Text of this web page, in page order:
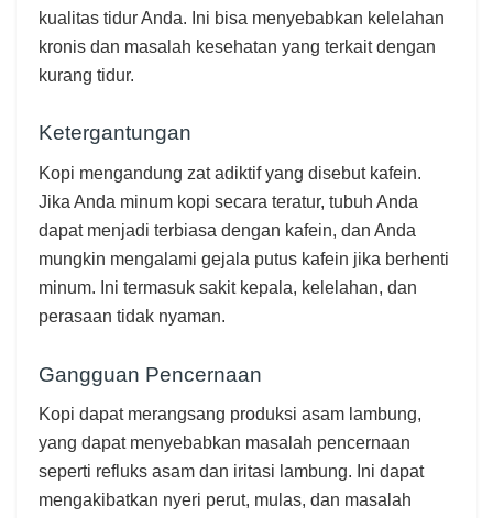
kualitas tidur Anda. Ini bisa menyebabkan kelelahan
kronis dan masalah kesehatan yang terkait dengan
kurang tidur.
Ketergantungan
Kopi mengandung zat adiktif yang disebut kafein.
Jika Anda minum kopi secara teratur, tubuh Anda
dapat menjadi terbiasa dengan kafein, dan Anda
mungkin mengalami gejala putus kafein jika berhenti
minum. Ini termasuk sakit kepala, kelelahan, dan
perasaan tidak nyaman.
Gangguan Pencernaan
Kopi dapat merangsang produksi asam lambung,
yang dapat menyebabkan masalah pencernaan
seperti refluks asam dan iritasi lambung. Ini dapat
mengakibatkan nyeri perut, mulas, dan masalah